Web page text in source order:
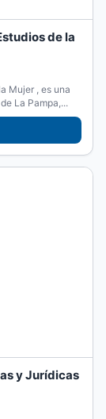
de la
, es una
La Pampa,...
y Jurídicas